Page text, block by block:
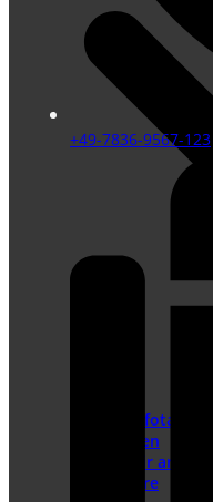
GFT Infotag
Autoren
Wie wir arbeiten
Karriere
+49-7836-9567-123